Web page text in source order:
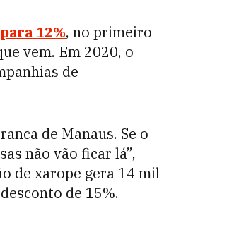
12%, no primeiro
vem. Em 2020, o
de
de Manaus. Se o
não vão ficar lá”,
de xarope gera 14 mil
de 15%.